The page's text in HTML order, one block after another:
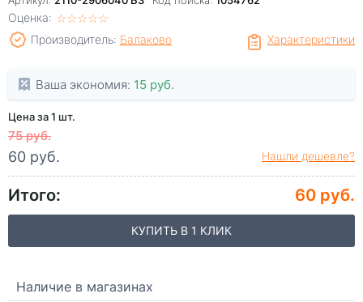
Оценка: ☆☆☆☆☆
★★★★★
Характеристики
Производитель: Балаково
Ваша экономия: 15 руб.
Цена за 1 шт.
75 руб.
60 руб. Нашли дешевле?
Итого: 60 руб.
КУПИТЬ В 1 КЛИК
Наличие в магазинах